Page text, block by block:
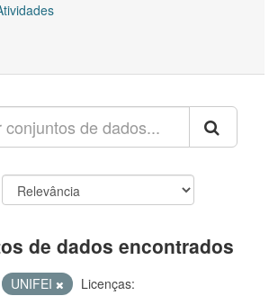
de dados encontrados
UNIFEI
Licenças: